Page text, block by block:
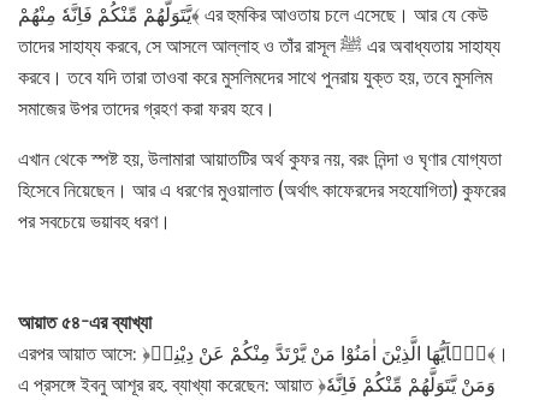
يَّتَوَلَّهُمْ مِّنْكُمْ فَاِنَّهٗ مِنْهُمْ﴾ এর হুমকির আওতায় চলে এসেছে। আর যে কেউ
তাদের সাহায্য করবে, সে আসলে আল্লাহ ও তাঁর রাসূল ﷺ এর অবাধ্যতায় সাহায্য
করবে। তবে যদি তারা তাওবা করে মুসলিমদের সাথে পুনরায় যুক্ত হয়, তবে মুসলিম
সমাজের উপর তাদের গ্রহণ করা ফরয হবে।
এখান থেকে স্পষ্ট হয়, উলামারা আয়াতটির অর্থ কুফর নয়, বরং নিন্দা ও ঘৃণার যোগ্যতা
হিসেবে নিয়েছেন। আর এ ধরণের মুওয়ালাত (অর্থাৎ কাফেরদের সহযোগিতা) কুফরের
পর সবচেয়ে ভয়াবহ ধরণ।
আয়াত ৫৪-এর ব্যাখ্যা
এরপর আয়াত আসে: ﴿يٰۤاَيُّهَا الَّذِيْنَ اٰمَنُوْا مَنْ يَّرْتَدَّ مِنْكُمْ عَنْ دِيْنِهٖ﴾।
এ প্রসঙ্গে ইবনু আশূর রহ. ব্যাখ্যা করেছেন: আয়াত ﴿وَمَنْ يَّتَوَلَّهُمْ مِّنْكُمْ فَاِنَّهٗ